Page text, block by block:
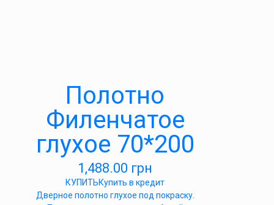
Полотно
Филенчатое
глухое 70*200
1,488.00 грн
КУПИТЬКупить в кредит
Дверное полотно глухое под покраску.